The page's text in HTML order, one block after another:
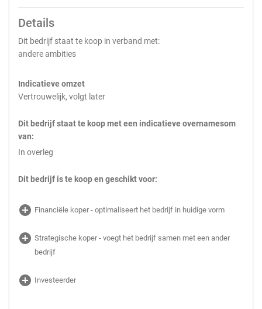
Details
Dit bedrijf staat te koop in verband met:
andere ambities
Indicatieve omzet
Vertrouwelijk, volgt later
Dit bedrijf staat te koop met een indicatieve overnamesom
van:
In overleg
Dit bedrijf is te koop en geschikt voor:
add_circle Financiële koper - optimaliseert het bedrijf in huidige vorm
add_circle Strategische koper - voegt het bedrijf samen met een ander
bedrijf
add_circle Investeerder